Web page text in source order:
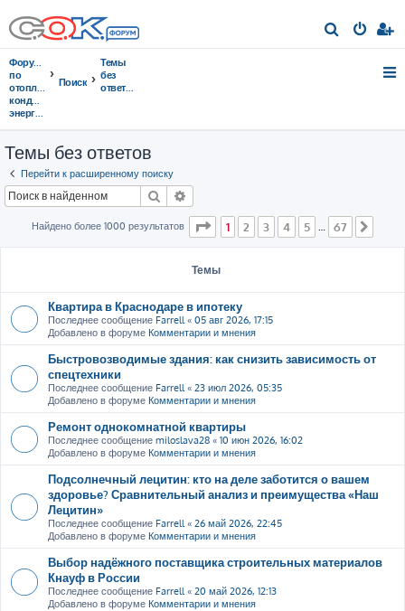
о
Форумы
по
отоплению,
кондиционированию,
энергосбережению
Поиск
Темы
без
ответов
Темы без ответов
Перейти к расширенному поиску
Поиск
Найдено более 1000 результатов Страница из 67
1 2 3 4 5 67
Темы
Квартира в Краснодаре в ипотеку
Последнее сообщение Farrell « 05 авг 2026, 17:15
Добавлено в форуме Комментарии и мнения
Быстровозводимые здания: как снизить зависимость от
спецтехники
Последнее сообщение Farrell « 23 июл 2026, 05:35
Добавлено в форуме Комментарии и мнения
Ремонт однокомнатной квартиры
Последнее сообщение miloslava28 « 10 июн 2026, 16:02
Добавлено в форуме Комментарии и мнения
Подсолнечный лецитин: кто на деле заботится о вашем
здоровье? Сравнительный анализ и преимущества «Наш
Лецитин»
Последнее сообщение Farrell « 26 май 2026, 22:45
Добавлено в форуме Комментарии и мнения
Выбор надёжного поставщика строительных материалов
Кнауф в России
Последнее сообщение Farrell « 20 май 2026, 12:13
Добавлено в форуме Комментарии и мнения